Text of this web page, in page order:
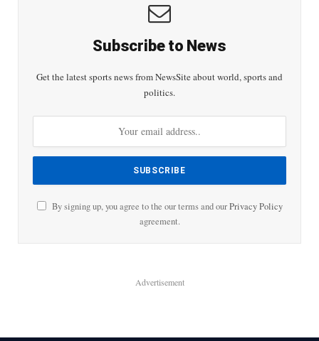
Subscribe to News
Get the latest sports news from NewsSite about world, sports and
politics.
By signing up, you agree to the our terms and ourPrivacy Policy
agreement.
Advertisement